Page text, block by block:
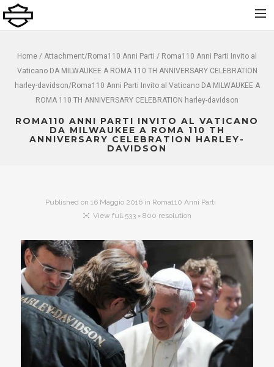
Chi Siamo
Noleggio
Contatti
Finance
Home / Attachment/Roma110 Anni Parti / Roma110 Anni Parti Invito al
Vaticano DA MILWAUKEE A ROMA 110 TH ANNIVERSARY CELEBRATION
harley-davidson/Roma110 Anni Parti Invito al Vaticano DA MILWAUKEE A
ROMA 110 TH ANNIVERSARY CELEBRATION harley-davidson
ROMA110 ANNI PARTI INVITO AL VATICANO
DA MILWAUKEE A ROMA 110 TH
ANNIVERSARY CELEBRATION HARLEY-
DAVIDSON
Published on16 Maggio 2016 in Roma110 Anni Parti
View full 533 × 800 resolution